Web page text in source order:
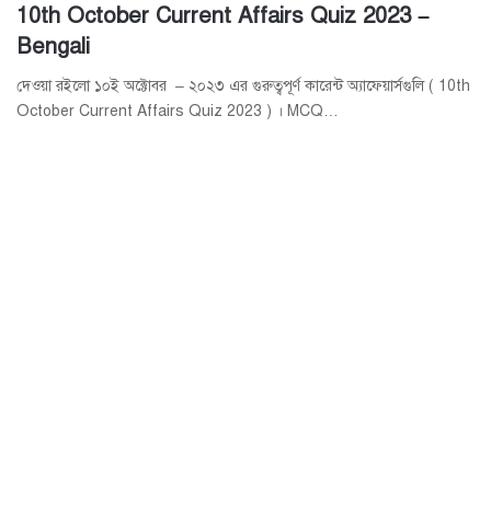
10th October Current Affairs Quiz 2023 –
Bengali
দেওয়া রইলো ১০ই অক্টোবর – ২০২৩ এর গুরুত্বপূর্ণ কারেন্ট অ্যাফেয়ার্সগুলি ( 10th
October Current Affairs Quiz 2023 ) । MCQ…